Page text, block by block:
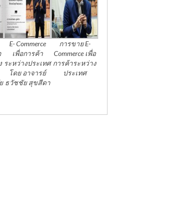
E- Commerce
เพื่อการค้า
ระหว่างประเทศ
โดย อาจารย์
ธวัชชัย สุขสีดา
การขาย E-
Commerce เพื่อ
การค้าระหว่าง
ประเทศ